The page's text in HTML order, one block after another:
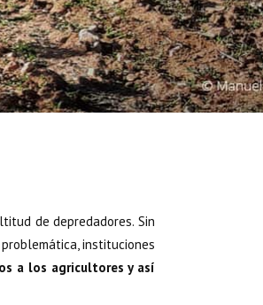
de depredadores. Sin
instituciones
a los agricultores y así